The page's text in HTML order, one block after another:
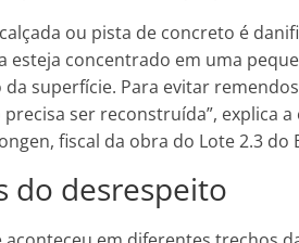
calçada ou pista de concreto é
esteja concentrado em uma
da superfície. Para evitar
ser reconstruída”, explica a
fiscal da obra do Lote 2.3 do
do desrespeito